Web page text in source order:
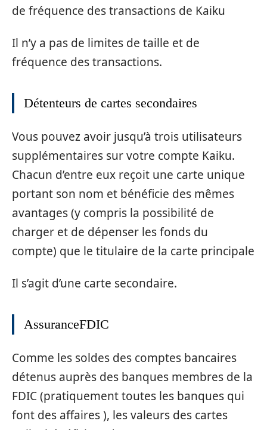
de fréquence des transactions de Kaiku
Il n’y a pas de limites de taille et de
fréquence des transactions.
Détenteurs de cartes secondaires
Vous pouvez avoir jusqu’à trois utilisateurs
supplémentaires sur votre compte Kaiku.
Chacun d’entre eux reçoit une carte unique
portant son nom et bénéficie des mêmes
avantages (y compris la possibilité de
charger et de dépenser les fonds du
compte) que le titulaire de la carte principale
Il s’agit d’une carte secondaire.
AssuranceFDIC
Comme les soldes des comptes bancaires
détenus auprès des banques membres de la
FDIC (pratiquement toutes les banques qui
font des affaires ), les valeurs des cartes